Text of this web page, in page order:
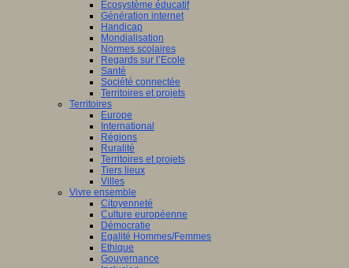
Ecosystème éducatif
Génération internet
Handicap
Mondialisation
Normes scolaires
Regards sur l’Ecole
Santé
Société connectée
Territoires et projets
Territoires
Europe
International
Régions
Ruralité
Territoires et projets
Tiers lieux
Villes
Vivre ensemble
Citoyenneté
Culture européenne
Démocratie
Egalité Hommes/Femmes
Ethique
Gouvernance